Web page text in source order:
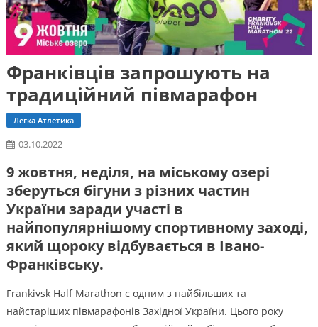
Франківців запрошують на
традиційний півмарафон
Легка Атлетика
03.10.2022
9 жовтня, неділя, на міському озері
зберуться бігуни з різних частин
України заради участі в
найпопулярнішому спортивному заході,
який щороку відбувається в Івано-
Франківську.
Frankivsk Half Marathon є одним з найбільших та
найстаріших півмарафонів Західної України. Цього року